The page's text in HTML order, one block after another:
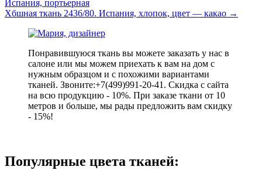
Испания, портьерная
Хбшная ткань 2436/80. Испания, хлопок, цвет — какао →
Понравившуюся ткань вы можете заказать у нас в
салоне или мы можем приехать к вам на дом с
нужным образцом и с похожими вариантами
тканей. Звоните:+7(499)991-20-41. Скидка с сайта
на всю продукцию - 10%. При заказе ткани от 10
метров и больше, мы рады предложить вам скидку
- 15%!
Популярные цвета тканей: